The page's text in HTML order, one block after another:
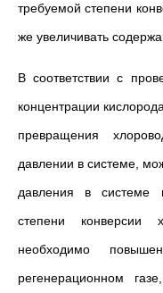
требуемой степени
же увеличивать
В соответствии с
концентрации
превращения
давлении в системе,
давления в системе
степени конверсии
необходимо
регенерационном